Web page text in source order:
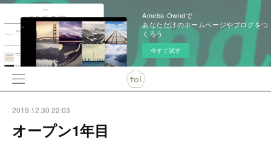
Ameba Owndで
あなただけのホームページやブログをつ
くろう
今すぐ試す
2019.12.30 22:03
オープン1年目